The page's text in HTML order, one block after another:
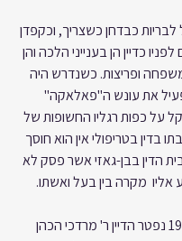
לבריות כבדחן כשצריך, וכקפדן
כדיין הן בענייני הלכה והן
ופריצות. כשנדרש היה
את עונש ה"פאלאקה"
על כפות רגליו החשופות של
בדין בטריפולי אין הוא חוסך
הדין בבן-גאזי אשר פסק לא
מקרה בין בעל ואשתו.
בשנת תרפ"ט-1929 נפטר הדיין ר' מרדכי הכהן